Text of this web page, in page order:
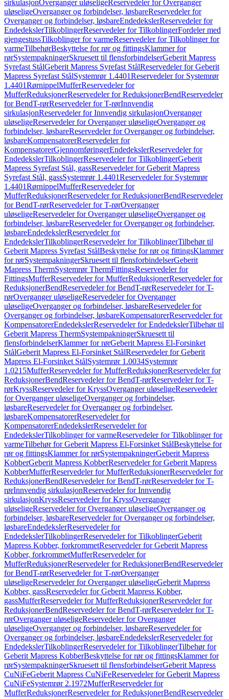
sirkulasjonOverganger uløseligeReservedeler for Overganger
uløseligeOverganger og forbindelser, løsbareReservedeler for
Overganger og forbindelser, løsbareEndedekslerReservedeler for
EndedekslerTilkoblingerReservedeler for TilkoblingerFordeler med
gjengestussTilkoblinger for varmeReservedeler for Tilkoblinger for
varmeTilbehørBeskyttelse for rør og fittingsKlammer for
rørSystempakningerSkruesett til flensforbindelserGeberit Mapress
Syrefast StålGeberit Mapress Syrefast StålReservedeler for Geberit
Mapress Syrefast StålSystemrør 1.4401Reservedeler for Systemrør
1.4401RørnippelMufferReservedeler for
MufferReduksjonerReservedeler for ReduksjonerBendReservedeler
for BendT-rørReservedeler for T-rørInnvendig
sirkulasjonReservedeler for Innvendig sirkulasjonOverganger
uløseligeReservedeler for Overganger uløseligeOverganger og
forbindelser, løsbareReservedeler for Overganger og forbindelser,
løsbareKompensatorerReservedeler for
KompensatorerGjennomføringerEndedekslerReservedeler for
EndedekslerTilkoblingerReservedeler for TilkoblingerGeberit
Mapress Syrefast Stål, gassReservedeler for Geberit Mapress
Syrefast Stål, gassSystemrør 1.4401Reservedeler for Systemrør
1.4401RørnippelMufferReservedeler for
MufferReduksjonerReservedeler for ReduksjonerBendReservedeler
for BendT-rørReservedeler for T-rørOverganger
uløseligeReservedeler for Overganger uløseligeOverganger og
forbindelser, løsbareReservedeler for Overganger og forbindelser,
løsbareEndedekslerReservedeler for
EndedekslerTilkoblingerReservedeler for TilkoblingerTilbehør til
Geberit Mapress Syrefast StålBeskyttelse for rør og fittingsKlammer
for rørSystempakningerSkruesett til flensforbindelserGeberit
Mapress ThermSystemrør ThermFittingsReservedeler for
FittingsMufferReservedeler for MufferReduksjonerReservedeler for
ReduksjonerBendReservedeler for BendT-rørReservedeler for T-
rørOverganger uløseligeReservedeler for Overganger
uløseligeOverganger og forbindelser, løsbareReservedeler for
Overganger og forbindelser, løsbareKompensatorerReservedeler for
KompensatorerEndedekslerReservedeler for EndedekslerTilbehør til
Geberit Mapress ThermSystempakningerSkruesett til
flensforbindelserKlammer for rørGeberit Mapress El-Forsinket
StålGeberit Mapress El-Forsinket StålReservedeler for Geberit
Mapress El-Forsinket StålSystemrør 1.0034Systemrør
1.0215MufferReservedeler for MufferReduksjonerReservedeler for
ReduksjonerBendReservedeler for BendT-rørReservedeler for T-
rørKryssReservedeler for KryssOverganger uløseligeReservedeler
for Overganger uløseligeOverganger og forbindelser,
løsbareReservedeler for Overganger og forbindelser,
løsbareKompensatorerReservedeler for
KompensatorerEndedekslerReservedeler for
EndedekslerTilkoblinger for varmeReservedeler for Tilkoblinger for
varmeTilbehør for Geberit Mapress El-Forsinket StålBeskyttelse for
rør og fittingsKlammer for rørSystempakningerGeberit Mapress
KobberGeberit Mapress KobberReservedeler for Geberit Mapress
KobberMufferReservedeler for MufferReduksjonerReservedeler for
ReduksjonerBendReservedeler for BendT-rørReservedeler for T-
rørInnvendig sirkulasjonReservedeler for Innvendig
sirkulasjonKryssReservedeler for KryssOverganger
uløseligeReservedeler for Overganger uløseligeOverganger og
forbindelser, løsbareReservedeler for Overganger og forbindelser,
løsbareEndedekslerReservedeler for
EndedekslerTilkoblingerReservedeler for TilkoblingerGeberit
Mapress Kobber, forkrommetReservedeler for Geberit Mapress
Kobber, forkrommetMufferReservedeler for
MufferReduksjonerReservedeler for ReduksjonerBendReservedeler
for BendT-rørReservedeler for T-rørOverganger
uløseligeReservedeler for Overganger uløseligeGeberit Mapress
Kobber, gassReservedeler for Geberit Mapress Kobber,
gassMufferReservedeler for MufferReduksjonerReservedeler for
ReduksjonerBendReservedeler for BendT-rørReservedeler for T-
rørOverganger uløseligeReservedeler for Overganger
uløseligeOverganger og forbindelser, løsbareReservedeler for
Overganger og forbindelser, løsbareEndedekslerReservedeler for
EndedekslerTilkoblingerReservedeler for TilkoblingerTilbehør for
Geberit Mapress KobberBeskyttelse for rør og fittingsKlammer for
rørSystempakningerSkruesett til flensforbindelserGeberit Mapress
CuNiFeGeberit Mapress CuNiFeReservedeler for Geberit Mapress
CuNiFeSystemrør 2.1972MufferReservedeler for
MufferReduksjonerReservedeler for ReduksjonerBendReservedeler